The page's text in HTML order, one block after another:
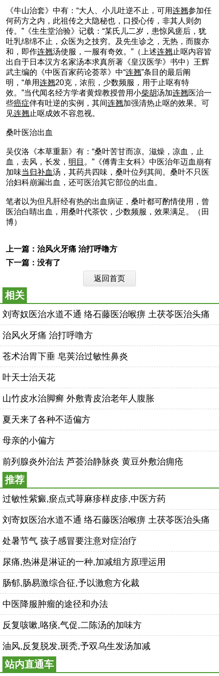
《牛山治套》中有：“大人、小儿吐逆不止，可用连翘参加任
何药方之内，此祖传之大隐秘也，口授心传，非其人则勿
传。”《生生堂治验》记载：“某氏儿二岁，患惊风瘥后，犹
吐乳绵绵不止，众医为之技穷。及先生诊之，无热，而腹亦
和，即作连翘汤使服，一服有奇效。”（上述连翘止呕内容皆
出自于日本汉方名家汤本求真所著《皇汉医学》书中）王辉
武主编的《中医百家药论荟萃》中“连翘”条目的最后阐
明，“单用连翘20克，浓煎，少数频服，用于止呕有特
效。”当代闻名经方学者黄煌教授曾用小柴胡汤加连翘医治一
些癌症伴有吐逆的实例，其间连翘加强清热止呕的效果。可
见连翘止呕成效不容忽视。
桑叶医治出血
吴仪洛《本草重新》有：“桑叶苦甘而凉。滋燥，凉血，止
血，去风，长发， 明目 。”《傅青主女科》中医治年迈血崩有
加味当归补血汤，其药共四味，桑叶位列其间。桑叶不只医
治妇科崩漏出血，还可医治其它部位的出血。
笔者以为但凡肝经有热的出血病证，桑叶都可酌情使用，曾
医治白睛出血，用桑叶代茶饮，少数频服，效果满足。（田
博）
上一篇： 治风火牙痛 治打呼噜方
下一篇：没有了
返回首页
相关
刘寄奴医治水道不通 络石藤医治喉痹 土茯苓医治头痛
治风火牙痛 治打呼噜方
苍术治胃下垂 皂荚治过敏性鼻炎
叶天士治天花
山竹皮水治脚癣 外敷青皮治老年人腹胀
夏天来了各种不适偏方
母亲的小偏方
前列腺炎外治法 芦荟治静脉炎 黄豆外敷治痈疮
推荐
过敏性紫癜,瘀点式荨麻疹样皮疹,中医方药
刘寄奴医治水道不通 络石藤医治喉痹 土茯苓医治头痛
处暑节气 孩子感冒要注意对症治疗
尿痛,热淋是淋证的一种,加减组方原理运用
肠郁,肠易激综合征,予以激愈方化裁
中医降服肿瘤的途径和办法
反复咳嗽,咯痰,气促,二陈汤的加味方
油风,反复脱发,斑秃,予双乌生发汤加减
站内直通车